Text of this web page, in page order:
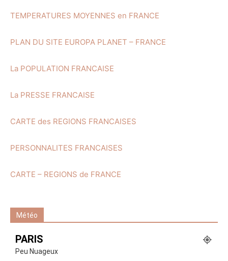
TEMPERATURES MOYENNES en FRANCE
PLAN DU SITE EUROPA PLANET – FRANCE
La POPULATION FRANCAISE
La PRESSE FRANCAISE
CARTE des REGIONS FRANCAISES
PERSONNALITES FRANCAISES
CARTE – REGIONS de FRANCE
Météo
PARIS
Peu Nuageux